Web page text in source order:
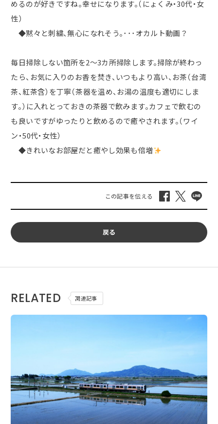
めるのが好きですね。幸せになります。（にょくみ・30代・女
性）
◆黙々と刺繍、無心になれそう。･･･オカルト動画？
毎日掃除しない箇所を2〜3カ所掃除します。掃除が終わっ
たら、お気に入りのお香を焚き、いつもより高い、お茶（台湾
茶、紅茶含）を丁寧（茶器を温め、お湯の温度も適切にしま
す。）に入れとっておきの茶器で飲みます。カフェで飲むの
も良いですがゆったりと飲めるので癒やされます。（ワイ
ン・50代・女性）
◆きれいなお部屋だと癒やし効果も倍増
戻る
RELATED 関連記事